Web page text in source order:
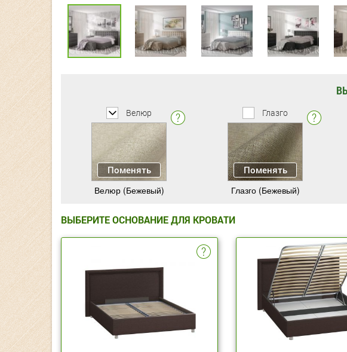
Велюр
Поменять
Велюр (Бежевый)
Глазго
Поменять
Глазго (Бежевый)
ВЫБЕРИТЕ ОСНОВАНИЕ ДЛЯ КРОВАТИ